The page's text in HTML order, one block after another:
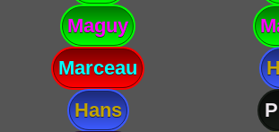
Maguy
Marceau
Hans